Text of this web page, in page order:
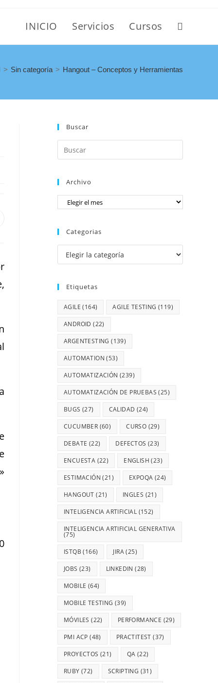
INICIO Servicios Cursos
> Sin categoría > Hangout – Conceptos y Herramientas
Buscar
Archivo
Categorias
Etiquetas
AGILE (164) AGILE TESTING (119)
ANDROID (22)
ARGENTESTING (139)
AUTOMATION (53)
AUTOMATIZACIÓN (239)
AUTOMATIZACIÓN DE PRUEBAS (25)
BUGS (27) CALIDAD (24)
CUCUMBER (60) CURSO (29)
DEBATE (22) DEFECTOS (23)
ENCUESTA (22) ENGLISH (23)
ESTIMACIÓN (21) EXPOQA (24)
HANGOUT (21) INGLES (21)
INTELIGENCIA ARTIFICIAL (152)
INTELIGENCIA ARTIFICIAL GENERATIVA
(75)
ISTQB (166) JIRA(25)
JOBS (23) LINKEDIN (28)
MOBILE (64)
MOBILE TESTING (39)
MÓVILES (22) PERFORMANCE (29)
PMI ACP (48) PRACTITEST (37)
PROYECTOS (21) QA (22)
RUBY (72) SCRIPTING (31)